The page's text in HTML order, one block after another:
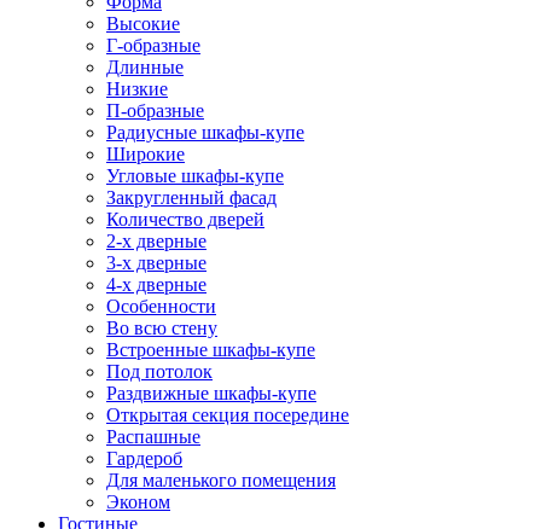
Высокие
Г-образные
Длинные
Низкие
П-образные
Радиусные шкафы-купе
Широкие
Угловые шкафы-купе
Закругленный фасад
Количество дверей
2-х дверные
3-х дверные
4-х дверные
Особенности
Во всю стену
Встроенные шкафы-купе
Под потолок
Раздвижные шкафы-купе
Открытая секция посередине
Распашные
Гардероб
Для маленького помещения
Эконом
Гостиные